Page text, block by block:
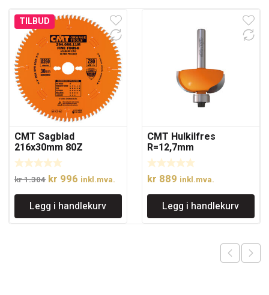
TILBUD
CMT Sagblad
216x30mm 80Z
kr1.304 Opprinnelig
pris
var:
kr 1.304.
kr 996 Nåværende
pris
er:
kr 996.
inkl.mva.
Legg i handlekurv
CMT Hulkilfres
R=12,7mm
kr 889 inkl.mva.
Legg i handlekurv